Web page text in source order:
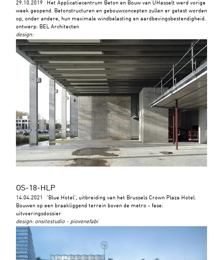
29.10.2019
Het Applicatiecentrum Beton en Bouw van UHasselt werd vorige
week geopend. Betonstructuren en gebouwconcepten zullen er getest worden
op, onder andere, hun maximale windbelasting en aardbevingsbestendigheid.
ontwerp: BEL Architecten
design:
OS-18-HLP
14.04.2021
'Blue Hotel', uitbreiding van het Brussels Crown Plaza Hotel.
Bouwen op een braakliggend terrein boven de metro - fase:
uitvoeringsdossier
design: onsitestudio - piovenefabi